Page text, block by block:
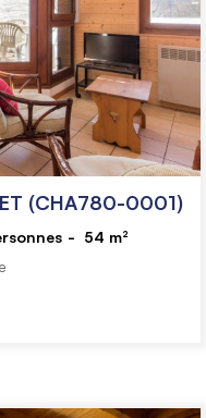
(CHA780-0001)
54 m²